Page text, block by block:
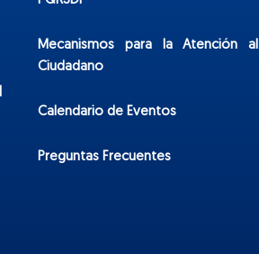
Mecanismos para la Atención al
Ciudadano
Calendario de Eventos
Preguntas Frecuentes